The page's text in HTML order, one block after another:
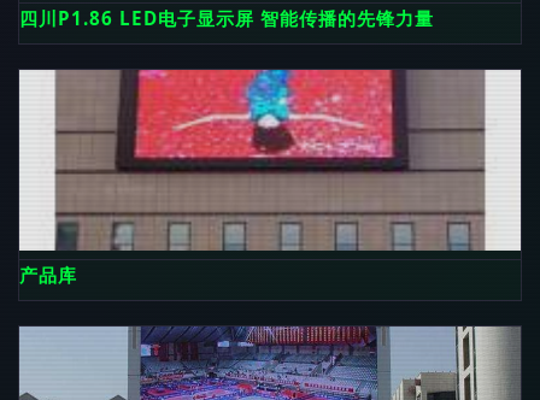
四川P1.86 LED电子显示屏 智能传播的先锋力量
产品库